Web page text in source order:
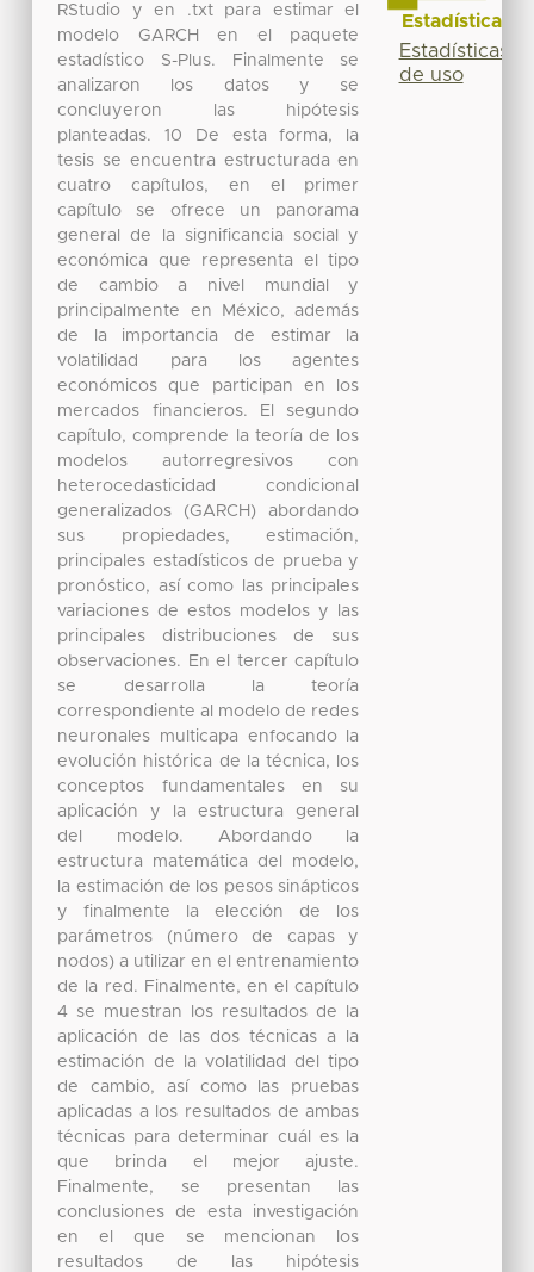
RStudio y en .txt para estimar el
modelo GARCH en el paquete
estadístico S-Plus. Finalmente se
analizaron los datos y se
concluyeron las hipótesis
planteadas. 10 De esta forma, la
tesis se encuentra estructurada en
cuatro capítulos, en el primer
capítulo se ofrece un panorama
general de la significancia social y
económica que representa el tipo
de cambio a nivel mundial y
principalmente en México, además
de la importancia de estimar la
volatilidad para los agentes
económicos que participan en los
mercados financieros. El segundo
capítulo, comprende la teoría de los
modelos autorregresivos con
heterocedasticidad condicional
generalizados (GARCH) abordando
sus propiedades, estimación,
principales estadísticos de prueba y
pronóstico, así como las principales
variaciones de estos modelos y las
principales distribuciones de sus
observaciones. En el tercer capítulo
se desarrolla la teoría
correspondiente al modelo de redes
neuronales multicapa enfocando la
evolución histórica de la técnica, los
conceptos fundamentales en su
aplicación y la estructura general
del modelo. Abordando la
estructura matemática del modelo,
la estimación de los pesos sinápticos
y finalmente la elección de los
parámetros (número de capas y
nodos) a utilizar en el entrenamiento
de la red. Finalmente, en el capítulo
4 se muestran los resultados de la
aplicación de las dos técnicas a la
estimación de la volatilidad del tipo
de cambio, así como las pruebas
aplicadas a los resultados de ambas
técnicas para determinar cuál es la
que brinda el mejor ajuste.
Finalmente, se presentan las
conclusiones de esta investigación
en el que se mencionan los
resultados de las hipótesis
Estadísticas
Estadísticas
de uso